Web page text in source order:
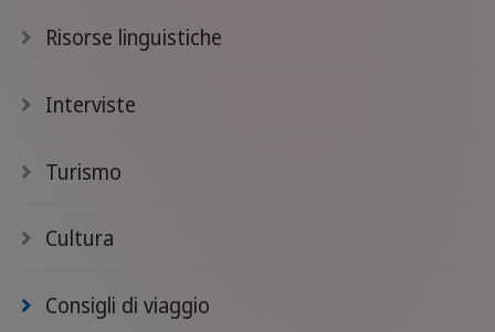
Risorse linguistiche
Interviste
Turismo
Cultura
Consigli di viaggio